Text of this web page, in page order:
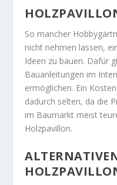
So mancher
nicht nehmen lassen,
Ideen zu bauen. Dafür
Bauanleitungen im
ermöglichen. Ein
dadurch selten, da die
im Baumarkt meist
Holzpavillon.